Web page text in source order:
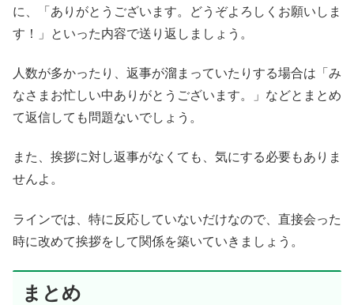
に、「ありがとうございます。どうぞよろしくお願いしま
す！」といった内容で送り返しましょう。
人数が多かったり、返事が溜まっていたりする場合は「み
なさまお忙しい中ありがとうございます。」などとまとめ
て返信しても問題ないでしょう。
また、挨拶に対し返事がなくても、気にする必要もありま
せんよ。
ラインでは、特に反応していないだけなので、直接会った
時に改めて挨拶をして関係を築いていきましょう。
まとめ